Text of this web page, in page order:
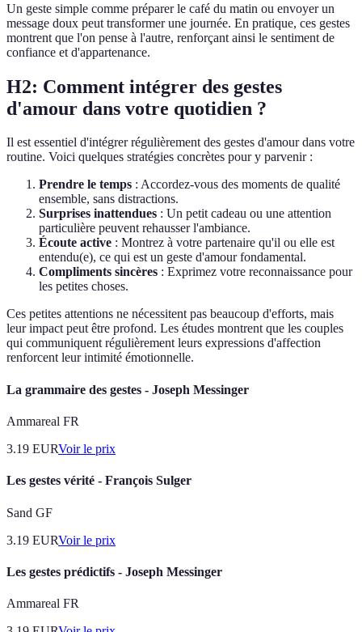
Un geste simple comme préparer le café du matin ou envoyer un
message doux peut transformer une journée. En pratique, ces gestes
montrent que l'on pense à l'autre, renforçant ainsi le sentiment de
confiance et d'appartenance.
H2: Comment intégrer des gestes
d'amour dans votre quotidien ?
Il est essentiel d'intégrer régulièrement des gestes d'amour dans votre
routine. Voici quelques stratégies concrètes pour y parvenir :
Prendre le temps : Accordez-vous des moments de qualité
ensemble, sans distractions.
Surprises inattendues : Un petit cadeau ou une attention
particulière peuvent rehausser l'ambiance.
Écoute active : Montrez à votre partenaire qu'il ou elle est
entendu(e), ce qui est un geste d'amour fondamental.
Compliments sincères : Exprimez votre reconnaissance pour
les petites choses.
Ces petites attentions ne nécessitent pas beaucoup d'efforts, mais
leur impact peut être profond. Les études montrent que les couples
qui communiquent régulièrement leurs expressions d'affection
renforcent leur intimité émotionnelle.
La grammaire des gestes - Joseph Messinger
Ammareal FR
3.19 EURVoir le prix
Les gestes vérité - François Sulger
Sand GF
3.19 EURVoir le prix
Les gestes prédictifs - Joseph Messinger
Ammareal FR